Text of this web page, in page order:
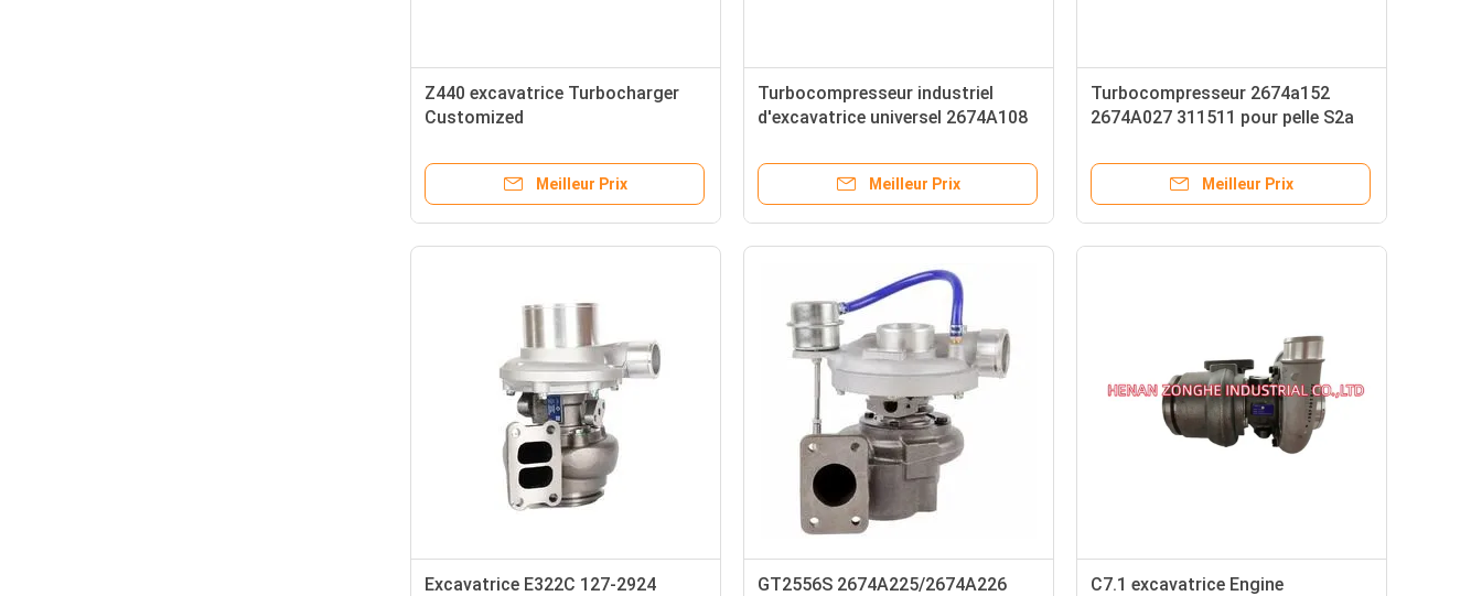
Z440 excavatrice Turbocharger
Customized
Meilleur Prix
Turbocompresseur industriel
d'excavatrice universel 2674A108
Meilleur Prix
Turbocompresseur 2674a152
2674A027 311511 pour pelle S2a
Meilleur Prix
Excavatrice E322C 127-2924
GT2556S 2674A225/2674A226
C7.1 excavatrice Engine